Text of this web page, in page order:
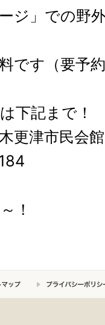
ジ」での野
です（要予
下記まで！
更津市民会
！